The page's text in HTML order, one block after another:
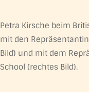
Petra Kirsche beim
mit den
Bild) und mit dem
School (rechtes Bild).